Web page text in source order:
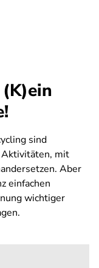
sind
mit
Aber
einfachen
wichtiger